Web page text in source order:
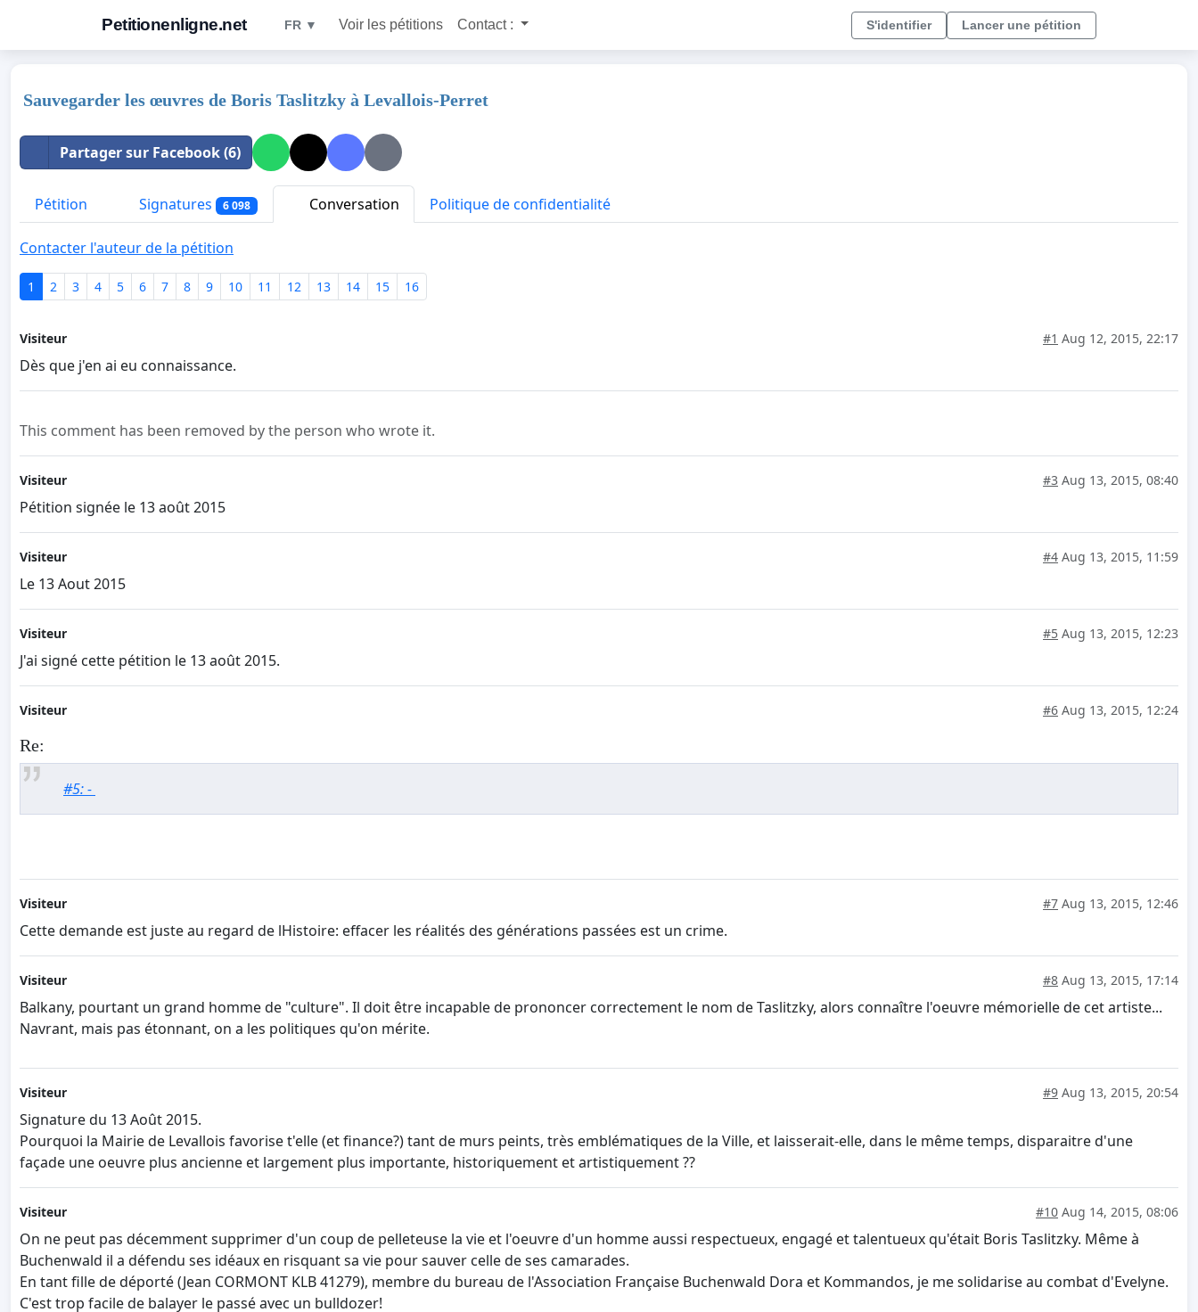
Petitionenligne.net FR ▼ Voir les pétitions Contact : S'identifier Lancer une pétition
Sauvegarder les œuvres de Boris Taslitzky à Levallois-Perret
Partager sur Facebook (6)
Pétition Signatures 6 098 Conversation Politique de confidentialité
Contacter l'auteur de la pétition
1 2 3 4 5 6 7 8 9 10 11 12 13 14 15 16
Visiteur #1 Aug 12, 2015, 22:17
Dès que j'en ai eu connaissance.
This comment has been removed by the person who wrote it.
Visiteur #3 Aug 13, 2015, 08:40
Pétition signée le 13 août 2015
Visiteur #4 Aug 13, 2015, 11:59
Le 13 Aout 2015
Visiteur #5 Aug 13, 2015, 12:23
J'ai signé cette pétition le 13 août 2015.
Visiteur #6 Aug 13, 2015, 12:24
Re:
#5: -
Visiteur #7 Aug 13, 2015, 12:46
Cette demande est juste au regard de lHistoire: effacer les réalités des générations passées est un crime.
Visiteur #8 Aug 13, 2015, 17:14
Balkany, pourtant un grand homme de "culture". Il doit être incapable de prononcer correctement le nom de Taslitzky, alors connaître l'oeuvre mémorielle de cet artiste...
Navrant, mais pas étonnant, on a les politiques qu'on mérite.
Visiteur #9 Aug 13, 2015, 20:54
Signature du 13 Août 2015.
Pourquoi la Mairie de Levallois favorise t'elle (et finance?) tant de murs peints, très emblématiques de la Ville, et laisserait-elle, dans le même temps, disparaitre d'une
façade une oeuvre plus ancienne et largement plus importante, historiquement et artistiquement ??
Visiteur #10 Aug 14, 2015, 08:06
On ne peut pas décemment supprimer d'un coup de pelleteuse la vie et l'oeuvre d'un homme aussi respectueux, engagé et talentueux qu'était Boris Taslitzky. Même à
Buchenwald il a défendu ses idéaux en risquant sa vie pour sauver celle de ses camarades.
En tant fille de déporté (Jean CORMONT KLB 41279), membre du bureau de l'Association Française Buchenwald Dora et Kommandos, je me solidarise au combat d'Evelyne.
C'est trop facile de balayer le passé avec un bulldozer!